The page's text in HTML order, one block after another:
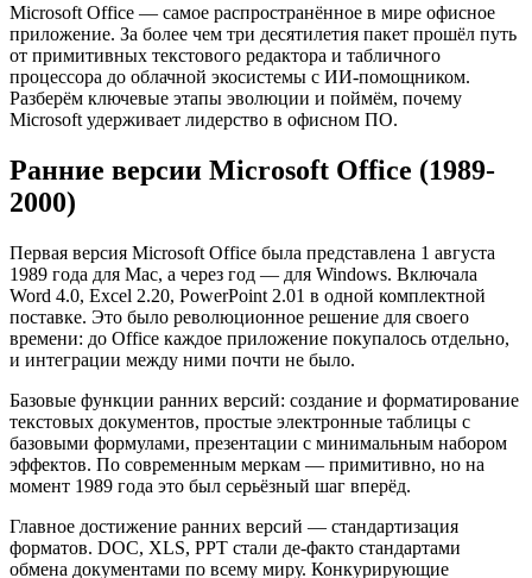
Microsoft Office — самое распространённое в мире офисное
приложение. За более чем три десятилетия пакет прошёл путь
от примитивных текстового редактора и табличного
процессора до облачной экосистемы с ИИ-помощником.
Разберём ключевые этапы эволюции и поймём, почему
Microsoft удерживает лидерство в офисном ПО.
Ранние версии Microsoft Office (1989-
2000)
Первая версия Microsoft Office была представлена 1 августа
1989 года для Mac, а через год — для Windows. Включала
Word 4.0, Excel 2.20, PowerPoint 2.01 в одной комплектной
поставке. Это было революционное решение для своего
времени: до Office каждое приложение покупалось отдельно,
и интеграции между ними почти не было.
Базовые функции ранних версий: создание и форматирование
текстовых документов, простые электронные таблицы с
базовыми формулами, презентации с минимальным набором
эффектов. По современным меркам — примитивно, но на
момент 1989 года это был серьёзный шаг вперёд.
Главное достижение ранних версий — стандартизация
форматов. DOC, XLS, PPT стали де-факто стандартами
обмена документами по всему миру. Конкурирующие